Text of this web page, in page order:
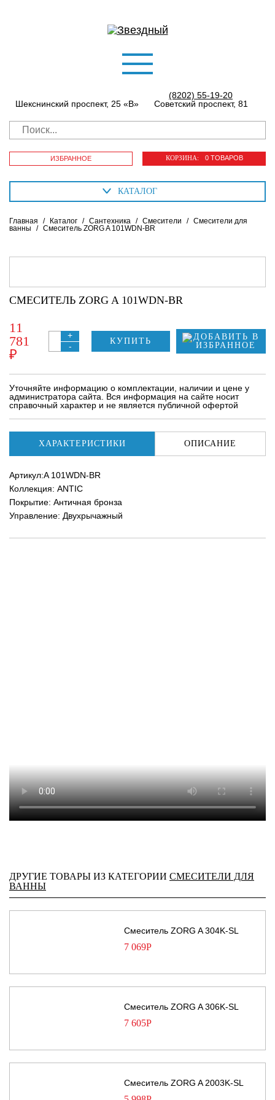
Шекснинский проспект, 25 «В»
(8202) 55-19-20
Советский проспект, 81
ИЗБРАННОЕ КОРЗИНА: 0 ТОВАРОВ
КАТАЛОГ
Главная / Каталог / Сантехника / Смесители / Смесители для
ванны
/ Смеситель ZORG A 101WDN-BR
СМЕСИТЕЛЬ ZORG A 101WDN-BR
11
781
₽
+
-
КУПИТЬ
Уточняйте информацию о комплектации, наличии и цене у
администратора сайта. Вся информация на сайте носит
справочный характер и не является публичной офертой
ХАРАКТЕРИСТИКИ ОПИСАНИЕ
Артикул:A 101WDN-BR
Коллекция: ANTIC
Покрытие: Античная бронза
Управление: Двухрычажный
ДРУГИЕ ТОВАРЫ ИЗ КАТЕГОРИИ СМЕСИТЕЛИ ДЛЯ
ВАННЫ
Смеситель ZORG A 304K-SL
7 069Р
Смеситель ZORG A 306K-SL
7 605Р
Смеситель ZORG A 2003K-SL